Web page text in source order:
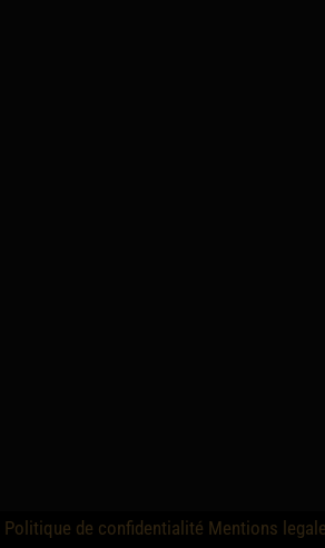
Politique de confidentialité Mentions